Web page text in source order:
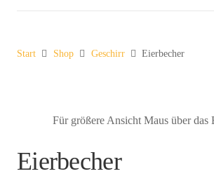
Start Shop Geschirr Eierbecher
Für größere Ansicht Maus über das
Eierbecher